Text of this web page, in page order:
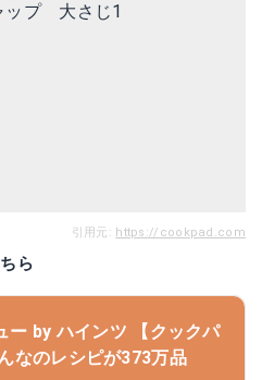
ップ 大さじ1
引用元: https://cookpad.com
ら
ー by ハインツ 【クックパ
なのレシピが373万品